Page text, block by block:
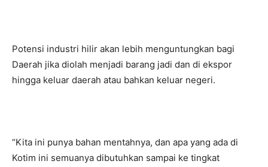
Potensi industri hilir akan lebih menguntungkan bagi
Daerah jika diolah menjadi barang jadi dan di ekspor
hingga keluar daerah atau bahkan keluar negeri.
“Kita ini punya bahan mentahnya, dan apa yang ada di
Kotim ini semuanya dibutuhkan sampai ke tingkat